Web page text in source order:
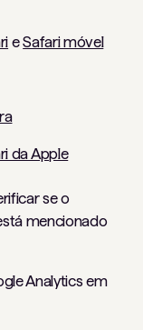
eSafari móvel
da Apple
se o
mencionado
Analytics em